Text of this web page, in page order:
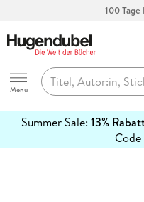
100
Hugendubel
Menu
Summer Sale: 13%
Code
erfahren